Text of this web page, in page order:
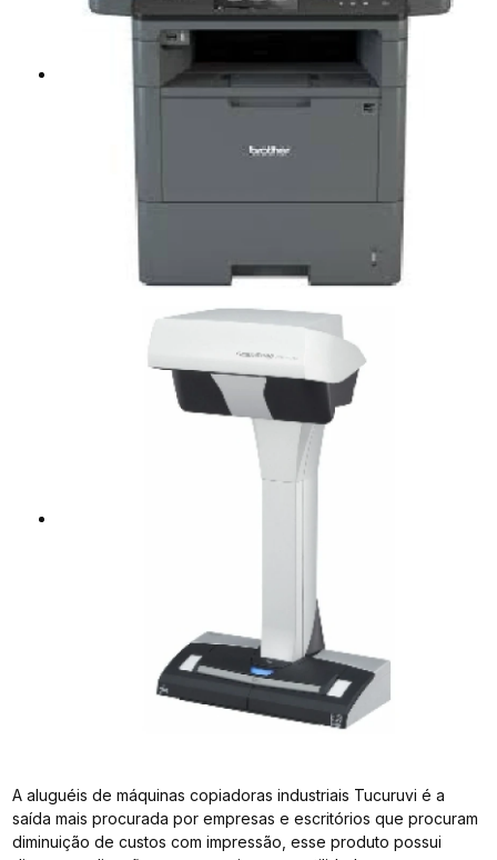
A aluguéis de máquinas copiadoras industriais Tucuruvi é a
saída mais procurada por empresas e escritórios que procuram
diminuição de custos com impressão, esse produto possui